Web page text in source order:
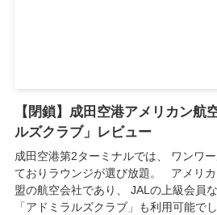
【閉鎖】成田空港アメリカン航
ルズクラブ」レビュー
成田空港第2ターミナルでは、 ワンワ
ておりラウンジが選び放題。 アメリ
盟の航空会社であり、 JALの上級会員
「アドミラルズクラブ」も利用可能で